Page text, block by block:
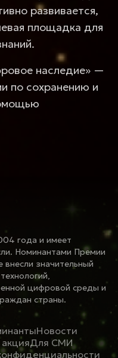
развивается,
площадка для
наследие» —
по сохранению и
года и имеет
Номинантами Премии
внесли значительный
цифровой среды и
страны.
Новости
Для СМИ